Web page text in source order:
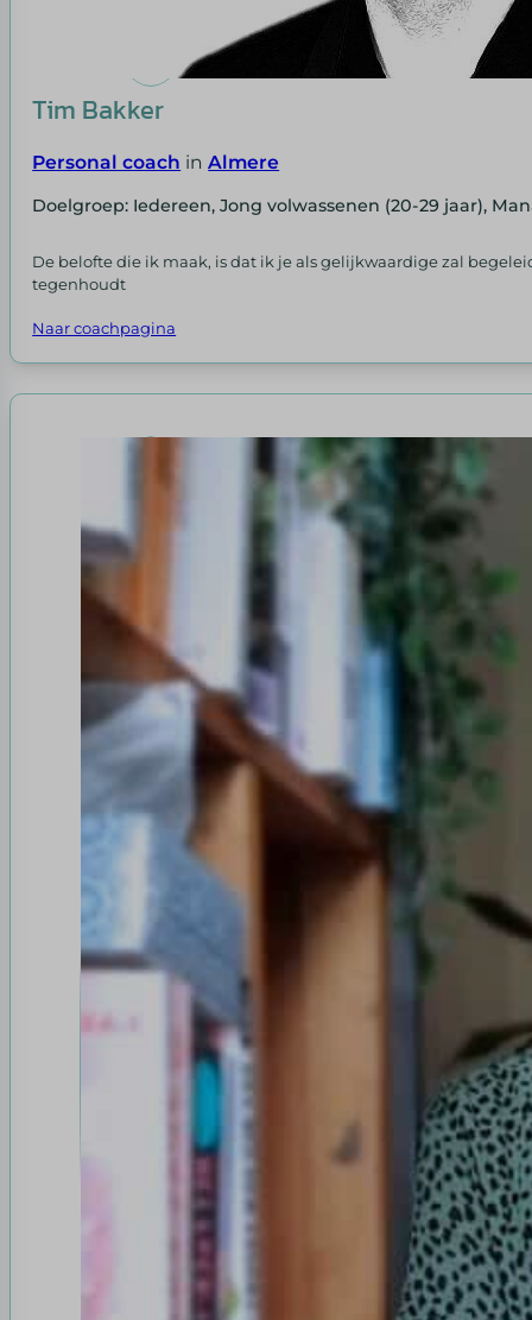
Tim Bakker
Personal coach inAlmere
Doelgroep: Iedereen, Jong volwassenen (20-29 jaar),
De belofte die ik maak, is dat ik je als gelijkwaardige zal
tegenhoudt
Naar coachpagina